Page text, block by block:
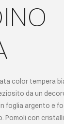
color tempera
da un
foglia argento e
Pomoli con